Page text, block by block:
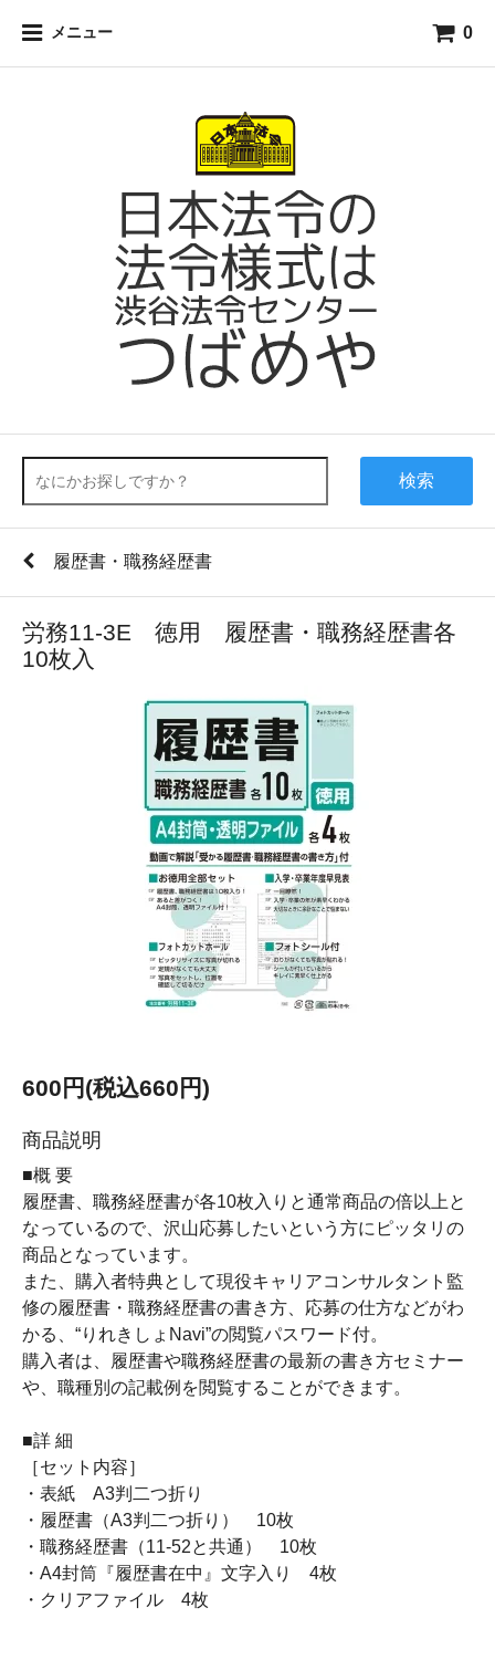
メニュー 0
検索
履歴書・職務経歴書
労務11-3E 徳用 履歴書・職務経歴書各
10枚入
600円(税込660円)
商品説明
■概 要
履歴書、職務経歴書が各10枚入りと通常商品の倍以上と
なっているので、沢山応募したいという方にピッタリの
商品となっています。
また、購入者特典として現役キャリアコンサルタント監
修の履歴書・職務経歴書の書き方、応募の仕方などがわ
かる、“りれきしょNavi”の閲覧パスワード付。
購入者は、履歴書や職務経歴書の最新の書き方セミナー
や、職種別の記載例を閲覧することができます。
■詳 細
［セット内容］
・表紙 A3判二つ折り
・履歴書（A3判二つ折り） 10枚
・職務経歴書（11-52と共通） 10枚
・A4封筒『履歴書在中』文字入り 4枚
・クリアファイル 4枚